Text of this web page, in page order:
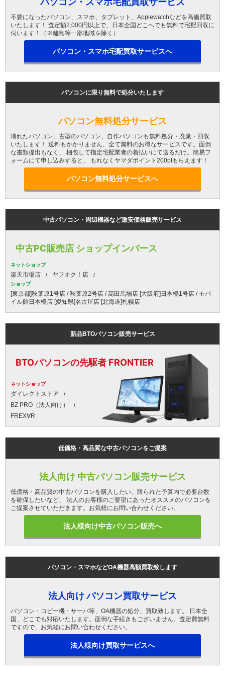
不要になったパソコン、スマホ、タブレット、Applewatchなどを高価買取
いたします！ 査定額2,000円以上で、日本全国どこへでも無料で宅配回収に
伺います！（※離島等一部地域を除く）
パソコン・スマホ宅配買取サービスへ
パソコンに限り無料で処分いたします
パソコン無料処分サービス
壊れたパソコン、古型のパソコン、自作パソコンも無料処分・廃棄・回収
いたします！ 送料もかかりません、全て無料のお得なサービスです。面倒
な書類提出もなく、 梱包して指定宅配業者の着払いにて送るだけ。簡易フ
ォームにて申し込みすると、 もれなくヤマダポイント200ptもらえます！
パソコン無料処分サービスへ
中古パソコン・周辺機器など激安価格販売サービス
中古PC販売店 ショップインバース
ネットショップ
楽天市場店 ヤフオク！店
ショップ
[東京都]秋葉原1号店 / 秋葉原2号店 / 高田馬場店 [大阪府]日本橋1号店 / モバ
イル館日本橋店 [愛知県]名古屋店 [北海道]札幌店
新品BTOパソコン販売サービス
BTOパソコンの先駆者 FRONTIER
ネットショップ
ダイレクトストア
BZ PRO（法人向け）
FREX∀R
低価格・高品質な中古パソコンをご提案
法人向け 中古パソコン販売サービス
低価格・高品質の中古パソコンを購入したい、限られた予算内で必要台数
を確保したいなど、 法人のお客様のご要望にあったオススメのパソコンを
ご提案させていただきます。お気軽にお問い合わせください。
法人様向け中古パソコン販売へ
パソコン・スマホなどOA機器高額買取致します
法人向け パソコン買取サービス
パソコン・コピー機・サーバ等、OA機器の処分、買取致します。 日本全
国、どこでも対応いたします。面倒な手続きもございません。査定費無料
ですので、お気軽にお問い合わせください。
法人様向け買取サービスへ